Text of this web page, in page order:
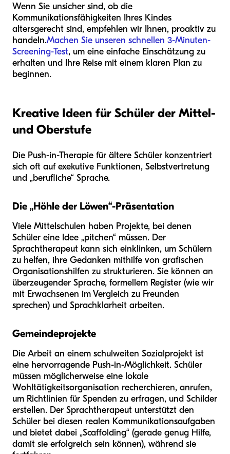
Wenn Sie unsicher sind, ob die
Kommunikationsfähigkeiten Ihres Kindes
altersgerecht sind, empfehlen wir Ihnen, proaktiv zu
handeln.Machen Sie unseren schnellen 3-Minuten-
Screening-Test, um eine einfache Einschätzung zu
erhalten und Ihre Reise mit einem klaren Plan zu
beginnen.
Kreative Ideen für Schüler der Mittel-
und Oberstufe
Die Push-in-Therapie für ältere Schüler konzentriert
sich oft auf exekutive Funktionen, Selbstvertretung
und „berufliche“ Sprache.
Die „Höhle der Löwen“-Präsentation
Viele Mittelschulen haben Projekte, bei denen
Schüler eine Idee „pitchen“ müssen. Der
Sprachtherapeut kann sich einklinken, um Schülern
zu helfen, ihre Gedanken mithilfe von grafischen
Organisationshilfen zu strukturieren. Sie können an
überzeugender Sprache, formellem Register (wie wir
mit Erwachsenen im Vergleich zu Freunden
sprechen) und Sprachklarheit arbeiten.
Gemeindeprojekte
Die Arbeit an einem schulweiten Sozialprojekt ist
eine hervorragende Push-in-Möglichkeit. Schüler
müssen möglicherweise eine lokale
Wohltätigkeitsorganisation recherchieren, anrufen,
um Richtlinien für Spenden zu erfragen, und Schilder
erstellen. Der Sprachtherapeut unterstützt den
Schüler bei diesen realen Kommunikationsaufgaben
und bietet dabei „Scaffolding“ (gerade genug Hilfe,
damit sie erfolgreich sein können), während sie